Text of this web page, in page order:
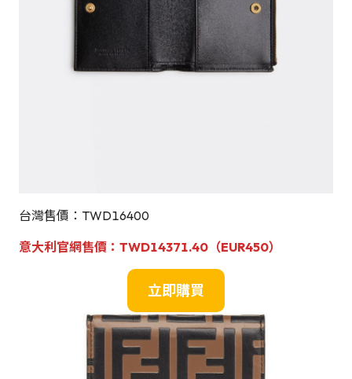
台灣售價：TWD16400
意大利官網售價： TWD14371.40（EUR450）
立即購買